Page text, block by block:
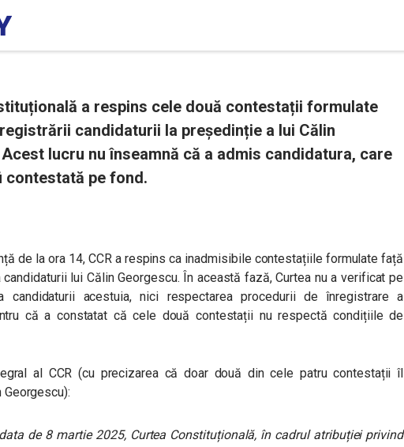
a respins cele două contestații formulate
candidaturii la președinție a lui Călin
lucru nu înseamnă că a admis candidatura, care
contestată pe fond.
de la ora 14, CCR a respins ca inadmisibile contestațiile formulate față
lui Călin Georgescu. În această fază, Curtea nu a verificat pe
candidaturii acestuia, nici respectarea procedurii de înregistrare a
că a constatat că cele două contestații nu respectă condițiile de
al CCR (cu precizarea că doar două din cele patru contestații îl
de 8 martie 2025, Curtea Constituțională, în cadrul atribuției privind